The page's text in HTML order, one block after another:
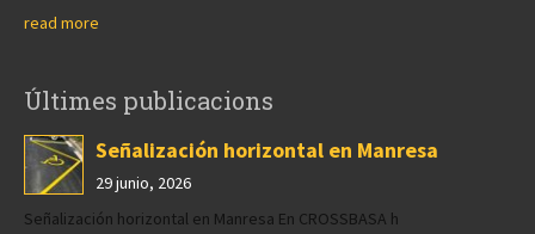
read more
Últimes publicacions
Señalización horizontal en Manresa
29 junio, 2026
Señalización horizontal en Manresa En CROSSBASA h